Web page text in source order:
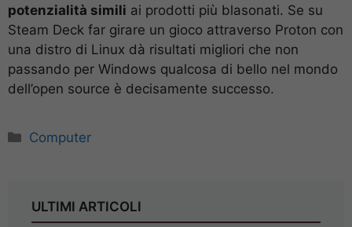
potenzialità simili ai prodotti più blasonati. Se su
Steam Deck far girare un gioco attraverso Proton con
una distro di Linux dà risultati migliori che non
passando per Windows qualcosa di bello nel mondo
dell’open source è decisamente successo.
Categorie
Computer
ULTIMI ARTICOLI